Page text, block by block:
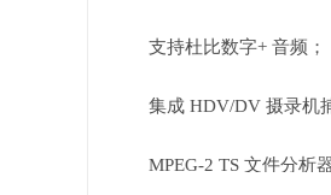
支持杜比数字+ 音频；
集成 HDV/DV 摄录机
MPEG-2 TS 文件分析